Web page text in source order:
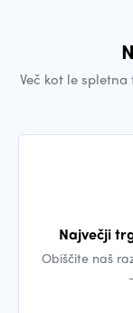
Več kot le
Največji
Obiščite naš